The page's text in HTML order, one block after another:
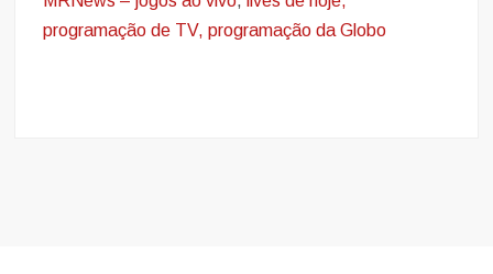
programação de TV, programação da Globo